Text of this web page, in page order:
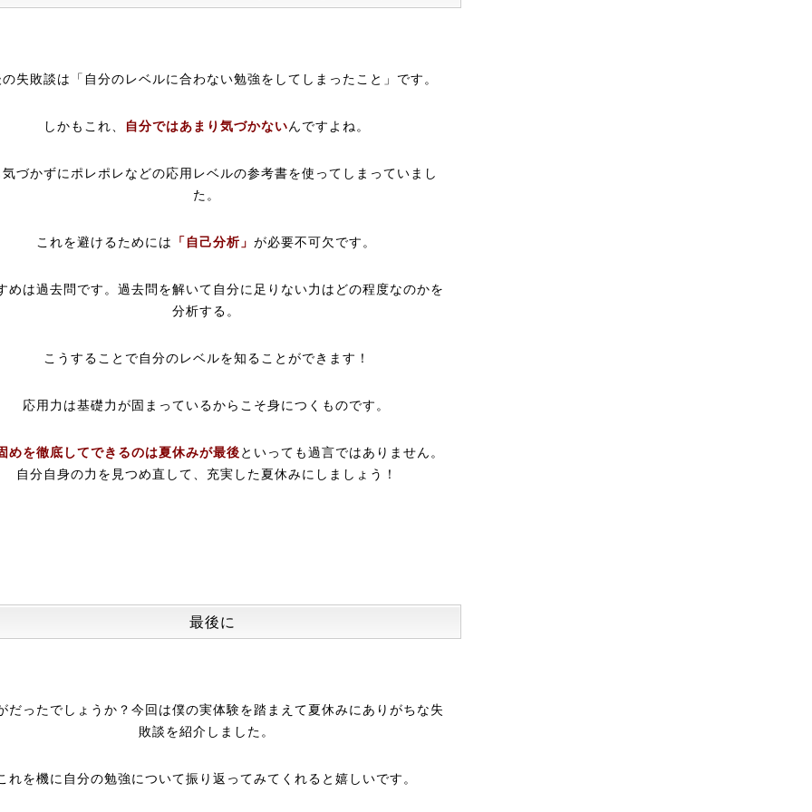
失敗談は「自分のレベルに合わない勉強をしてしまったこと」です。
しかもこれ、 自分ではあまり気づかないんですよね。
づかずにポレポレなどの応用レベルの参考書を使ってしまっていまし
た。
これを避けるためには 「自己分析」 が必要不可欠です。
めは過去問です。過去問を解いて自分に足りない力はどの程度なのかを
分析する。
こうすることで自分のレベルを知ることができます！
応用力は基礎力が固まっているからこそ身につくものです。
めを徹底してできるのは夏休みが最後といっても過言ではありません。
自分自身の力を見つめ直して、充実した夏休みにしましょう！
最後に
だったでしょうか？今回は僕の実体験を踏まえて夏休みにありがちな失
敗談を紹介しました。
れを機に自分の勉強について振り返ってみてくれると嬉しいです。